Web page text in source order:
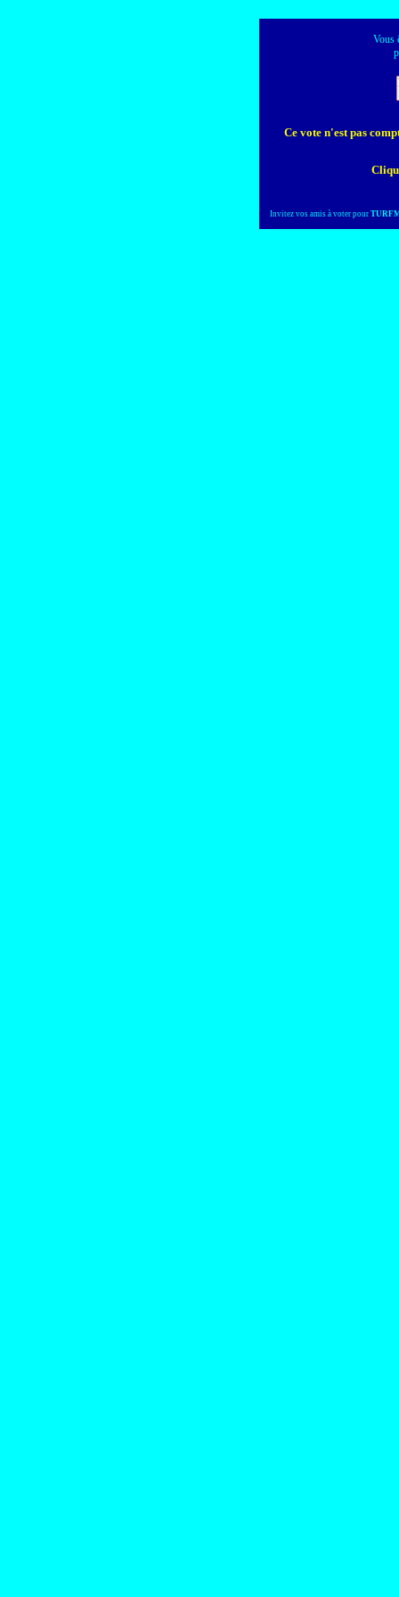
Vous
Ce vote n'est pas
Invitez vos amis à voter pour